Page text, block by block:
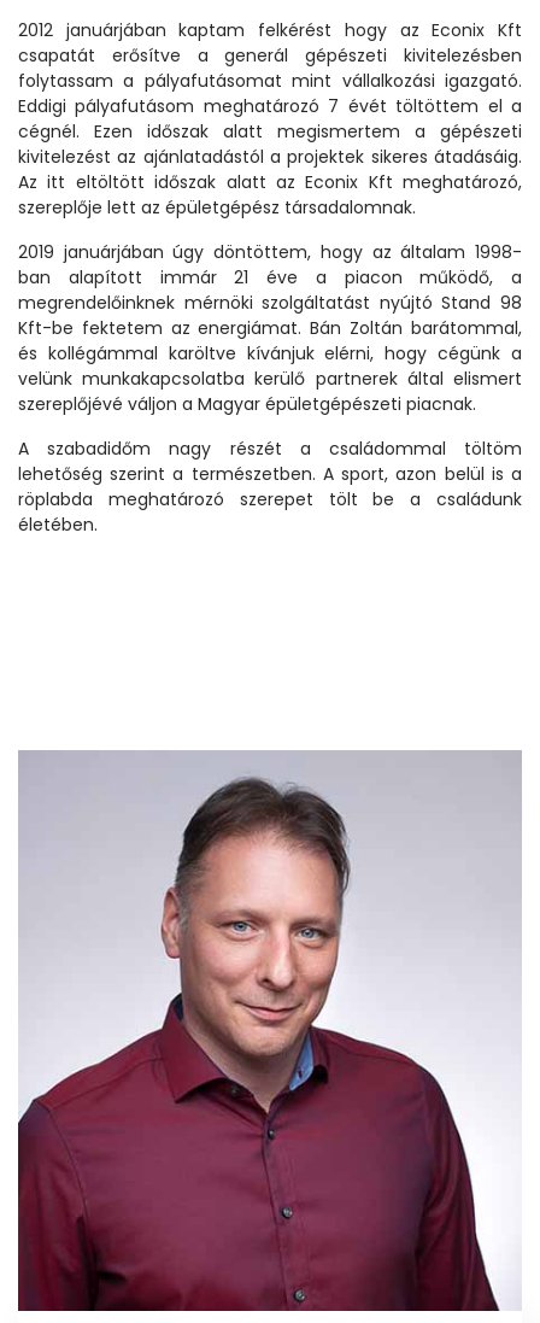
2012 januárjában kaptam felkérést hogy az Econix Kft
csapatát erősítve a generál gépészeti kivitelezésben
folytassam a pályafutásomat mint vállalkozási igazgató.
Eddigi pályafutásom meghatározó 7 évét töltöttem el a
cégnél. Ezen időszak alatt megismertem a gépészeti
kivitelezést az ajánlatadástól a projektek sikeres átadásáig.
Az itt eltöltött időszak alatt az Econix Kft meghatározó,
szereplője lett az épületgépész társadalomnak.
2019 januárjában úgy döntöttem, hogy az általam 1998-
ban alapított immár 21 éve a piacon működő, a
megrendelőinknek mérnöki szolgáltatást nyújtó Stand 98
Kft-be fektetem az energiámat. Bán Zoltán barátommal,
és kollégámmal karöltve kívánjuk elérni, hogy cégünk a
velünk munkakapcsolatba kerülő partnerek által elismert
szereplőjévé váljon a Magyar épületgépészeti piacnak.
A szabadidőm nagy részét a családommal töltöm
lehetőség szerint a természetben. A sport, azon belül is a
röplabda meghatározó szerepet tölt be a családunk
életében.